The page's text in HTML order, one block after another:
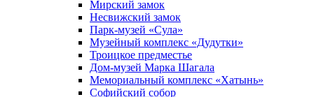
Мирский замок
Несвижский замок
Парк-музей «Сула»
Музейный комплекс «Дудутки»
Троицкое предместье
Дом-музей Марка Шагала
Мемориальный комплекс «Хатынь»
Софийский собор